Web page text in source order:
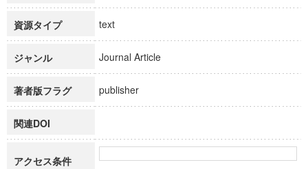
資源タイプ text
ジャンル Journal Article
著者版フラグ publisher
関連DOI
アクセス条件